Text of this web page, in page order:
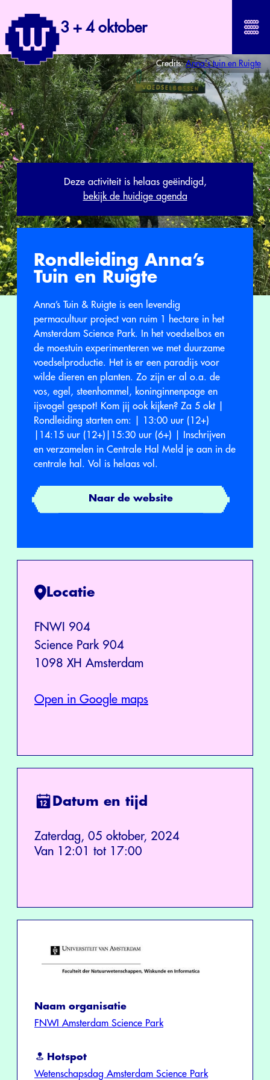
3 + 4 oktober
Credits:Anna's tuin en Ruigte
Deze activiteit is helaas geëindigd,
bekijk de huidige agenda
Rondleiding Anna’s
Tuin en Ruigte
Anna’s Tuin & Ruigte is een levendig
permacultuur project van ruim 1 hectare in het
Amsterdam Science Park. In het voedselbos en
de moestuin experimenteren we met duurzame
voedselproductie. Het is er een paradijs voor
wilde dieren en planten. Zo zijn er al o.a. de
vos, egel, steenhommel, koninginnenpage en
ijsvogel gespot! Kom jij ook kijken? Za 5 okt |
Rondleiding starten om: | 13:00 uur (12+)
|14:15 uur (12+)|15:30 uur (6+) | Inschrijven
en verzamelen in Centrale Hal Meld je aan in de
centrale hal. Vol is helaas vol.
Naar de website
Locatie
FNWI 904
Science Park 904
1098 XH Amsterdam
Open in Google maps
Datum en tijd
Zaterdag, 05 oktober, 2024
Van 12:01 tot 17:00
Naam organisatie
FNWI Amsterdam Science Park
Hotspot
Wetenschapsdag Amsterdam Science Park